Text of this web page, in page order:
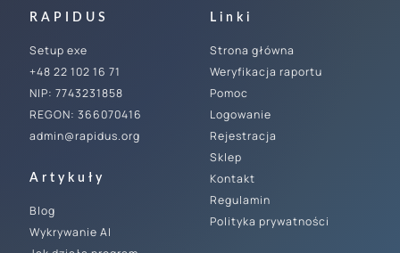
RAPIDUS
Setup exe
+48 22 102 16 71
NIP: 7743231858
REGON: 366070416
admin@rapidus.org
Artykuły
Blog
Wykrywanie AI
Linki
Strona główna
Weryfikacja raportu
Pomoc
Logowanie
Rejestracja
Sklep
Kontakt
Regulamin
Polityka prywatności